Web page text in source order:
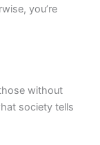
you’re
without
society tells